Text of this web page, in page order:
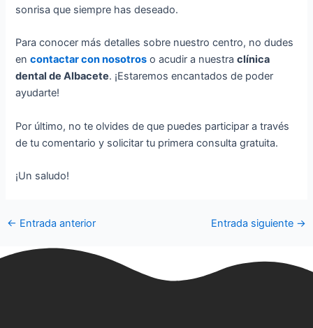
sonrisa que siempre has deseado.
Para conocer más detalles sobre nuestro centro, no dudes
encontactar con nosotros o acudir a nuestraclínica
dental de Albacete. ¡Estaremos encantados de poder
ayudarte!
Por último, no te olvides de que puedes participar a través
de tu comentario y solicitar tu primera consulta gratuita.
¡Un saludo!
← Entrada anterior Entrada siguiente →